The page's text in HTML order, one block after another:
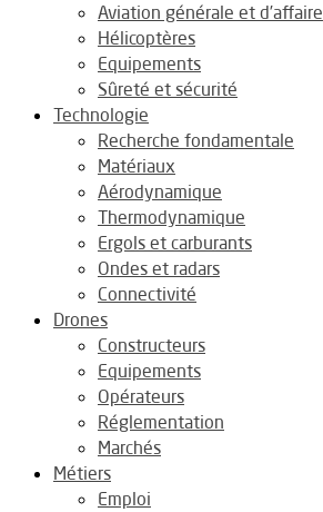
Aviation générale et d’affaire
Hélicoptères
Equipements
Sûreté et sécurité
Technologie
Recherche fondamentale
Matériaux
Aérodynamique
Thermodynamique
Ergols et carburants
Ondes et radars
Connectivité
Drones
Constructeurs
Equipements
Opérateurs
Réglementation
Marchés
Métiers
Emploi